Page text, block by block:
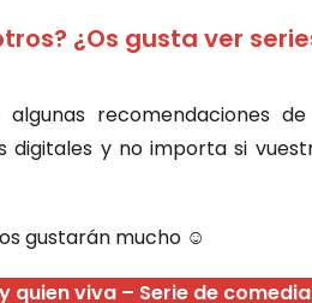
¿Os gusta ver
algunas recomendaciones
digitales y no importa si
gustarán mucho ☺
quien viva – Serie de